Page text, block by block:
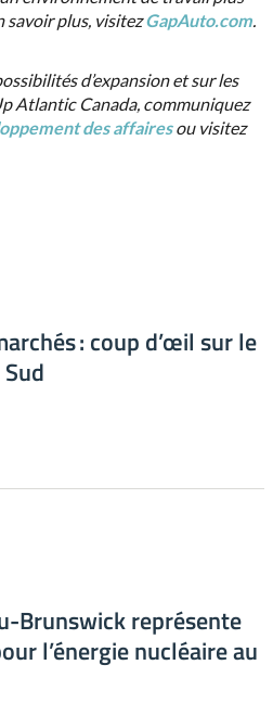
savoir plus, visitezGapAuto.com.
d’expansion et sur les
Atlantic Canada, communiquez
des affairesou visitez
: coup d’œil sur le
Brunswick représente
l’énergie nucléaire au